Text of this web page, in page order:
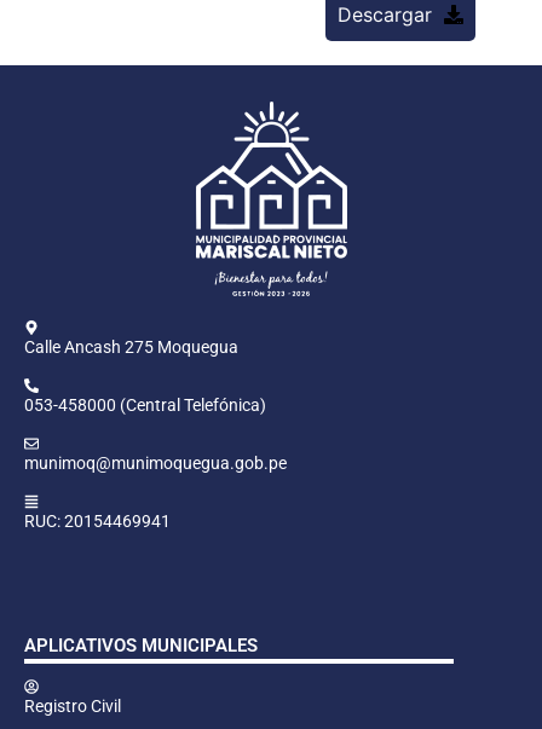
Descargar
Calle Ancash 275 Moquegua
053-458000 (Central Telefónica)
munimoq@munimoquegua.gob.pe
RUC: 20154469941
APLICATIVOS MUNICIPALES
Registro Civil